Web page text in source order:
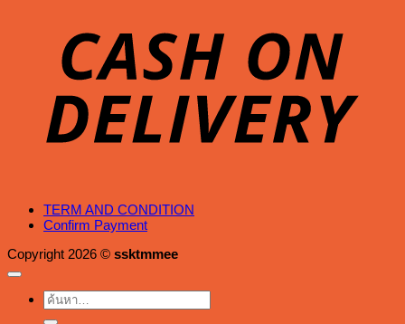
TERM AND CONDITION
Confirm Payment
Copyright 2026 © ssktmmee
ค้นหา: